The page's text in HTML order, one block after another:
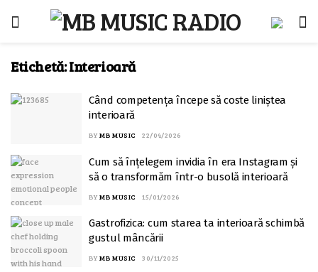
Etichetă:Interioară
Când competența începe să coste liniștea
interioară
BY MB MUSIC 22/04/2026
Cum să înțelegem invidia în era Instagram și
să o transformăm într-o busolă interioară
BY MB MUSIC 15/01/2026
Gastrofizica: cum starea ta interioară schimbă
gustul mâncării
BY MB MUSIC 30/11/2025